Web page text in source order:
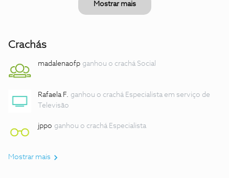
Mostrar mais
Crachás
madalenaofp ganhou o crachá Social
Rafaela F. ganhou o crachá Especialista em serviço de
Televisão
jppo ganhou o crachá Especialista
Mostrar mais